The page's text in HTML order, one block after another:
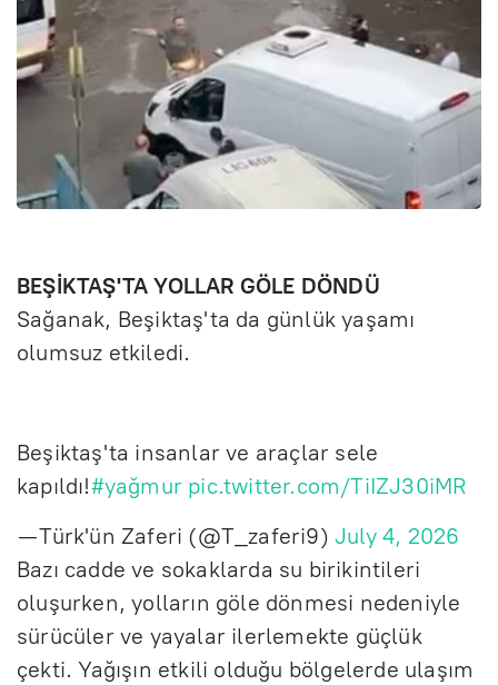
BEŞİKTAŞ'TA YOLLAR GÖLE DÖNDÜ
Sağanak, Beşiktaş'ta da günlük yaşamı
olumsuz etkiledi.
Beşiktaş'ta insanlar ve araçlar sele
kapıldı!#yağmur pic.twitter.com/TiIZJ30iMR
— Türk'ün Zaferi (@T_zaferi9) July 4, 2026
Bazı cadde ve sokaklarda su birikintileri
oluşurken, yolların göle dönmesi nedeniyle
sürücüler ve yayalar ilerlemekte güçlük
çekti. Yağışın etkili olduğu bölgelerde ulaşım